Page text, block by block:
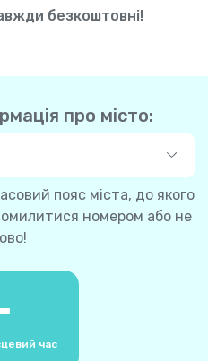
безкоштовні!
про місто:
пояс міста, до якого
номером або не
час